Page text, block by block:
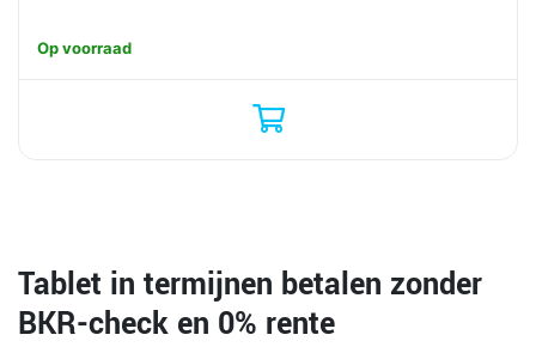
Op voorraad
Tablet in termijnen betalen zonder
BKR-check en 0% rente